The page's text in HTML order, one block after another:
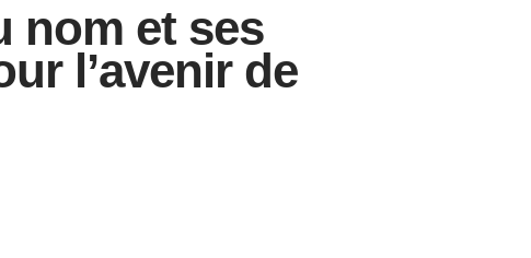
nom et ses
l’avenir de